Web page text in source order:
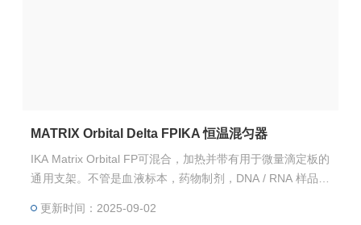
MATRIX Orbital Delta FPIKA 恒温混匀器
IKA Matrix Orbital FP可混合，加热并带有用于微量滴定板的
通用支架。不管是血液标本，药物制剂，DNA / RNA 样品或
合均匀，达到无交叉污染的优良混匀效果。
更新时间：2025-09-02